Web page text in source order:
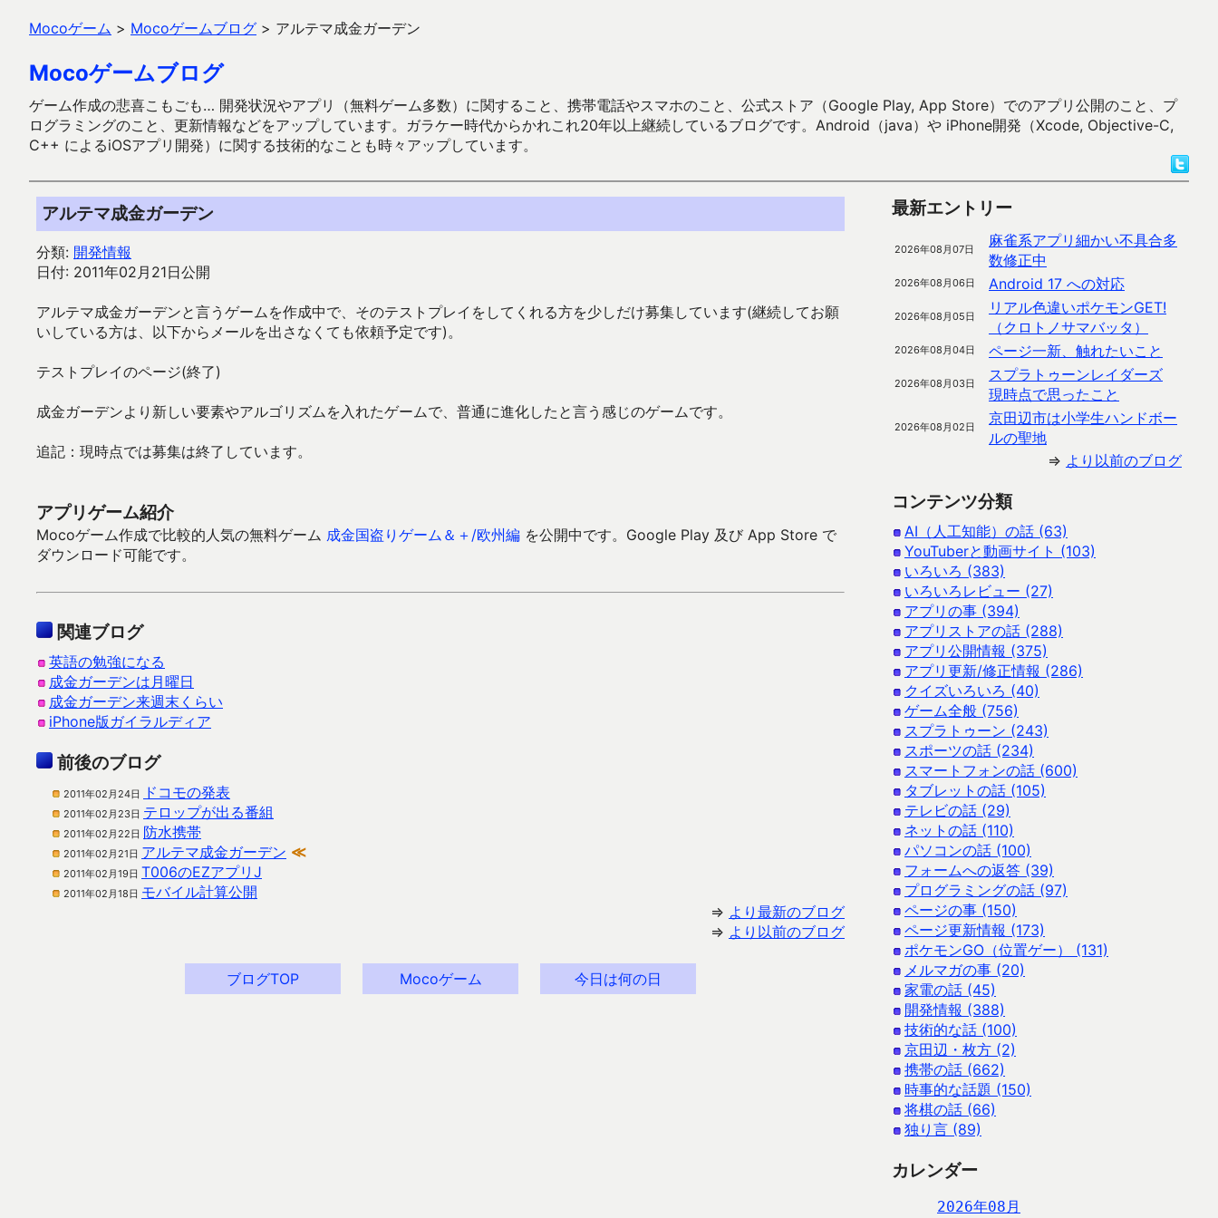
Mocoゲーム > Mocoゲームブログ > アルテマ成金ガーデン
Mocoゲームブログ
ゲーム作成の悲喜こもごも… 開発状況やアプリ（無料ゲーム多数）に関すること、携帯電話やスマホのこと、公式ストア（Google Play, App Store）でのアプリ公開のこと、プ
ログラミングのこと、更新情報などをアップしています。ガラケー時代からかれこれ20年以上継続しているブログです。Android（java）や iPhone開発（Xcode, Objective-C,
C++ によるiOSアプリ開発）に関する技術的なことも時々アップしています。
アルテマ成金ガーデン
分類: 開発情報
日付: 2011年02月21日公開
アルテマ成金ガーデンと言うゲームを作成中で、そのテストプレイをしてくれる方を少しだけ募集しています(継続してお願
いしている方は、以下からメールを出さなくても依頼予定です)。
テストプレイのページ(終了)
成金ガーデンより新しい要素やアルゴリズムを入れたゲームで、普通に進化したと言う感じのゲームです。
追記：現時点では募集は終了しています。
アプリゲーム紹介
Mocoゲーム作成で比較的人気の無料ゲーム 成金国盗りゲーム＆＋/欧州編 を公開中です。Google Play 及び App Store で
ダウンロード可能です。
関連ブログ
英語の勉強になる
成金ガーデンは月曜日
成金ガーデン来週末くらい
iPhone版ガイラルディア
前後のブログ
2011年02月24日 ドコモの発表
2011年02月23日 テロップが出る番組
2011年02月22日 防水携帯
2011年02月21日 アルテマ成金ガーデン ≪
2011年02月19日 T006のEZアプリJ
2011年02月18日 モバイル計算公開
⇒ より最新のブログ
⇒ より以前のブログ
ブログTOP Mocoゲーム 今日は何の日
最新エントリー
2026年08月07日
麻雀系アプリ細かい不具合多
数修正中
2026年08月06日 Android 17 への対応
2026年08月05日
リアル色違いポケモンGET!
（クロトノサマバッタ）
2026年08月04日 ページ一新、触れたいこと
2026年08月03日
スプラトゥーンレイダーズ
現時点で思ったこと
2026年08月02日
京田辺市は小学生ハンドボー
ルの聖地
⇒ より以前のブログ
コンテンツ分類
AI（人工知能）の話 (63)
YouTuberと動画サイト (103)
いろいろ (383)
いろいろレビュー (27)
アプリの事 (394)
アプリストアの話 (288)
アプリ公開情報 (375)
アプリ更新/修正情報 (286)
クイズいろいろ (40)
ゲーム全般 (756)
スプラトゥーン (243)
スポーツの話 (234)
スマートフォンの話 (600)
タブレットの話 (105)
テレビの話 (29)
ネットの話 (110)
パソコンの話 (100)
フォームへの返答 (39)
プログラミングの話 (97)
ページの事 (150)
ページ更新情報 (173)
ポケモンGO（位置ゲー） (131)
メルマガの事 (20)
家電の話 (45)
開発情報 (388)
技術的な話 (100)
京田辺・枚方 (2)
携帯の話 (662)
時事的な話題 (150)
将棋の話 (66)
独り言 (89)
カレンダー
2026年08月